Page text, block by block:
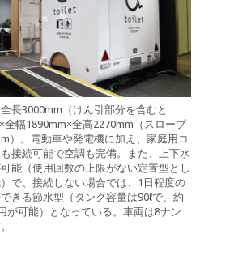
長3000mm（けん引部分を含むと
全幅1890mm×全高2270mm（スロープ
）。電動車や発電機に加え、家庭用コ
接続可能で空調も完備。また、上下水
能（使用回数の上限がない定置型とし
で、接続しない場合では、1日程度の
きる節水型（タンク容量は90ℓで、約
が可能）となっている。車両は8ナン